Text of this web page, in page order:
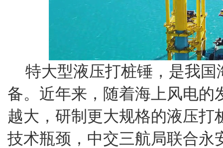
特大型液压打桩锤，是我
备。近年来，随着海上风电的
越大，研制更大规格的液压打
技术瓶颈，中交三航局联合永